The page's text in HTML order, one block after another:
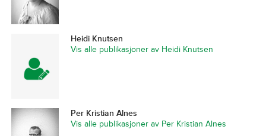
Heidi Knutsen
Vis alle publikasjoner av Heidi Knutsen
Per Kristian Alnes
Vis alle publikasjoner av Per Kristian Alnes